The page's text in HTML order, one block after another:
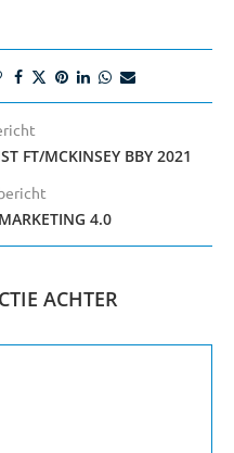
FT/MCKINSEY BBY 2021
4.0
ACHTER